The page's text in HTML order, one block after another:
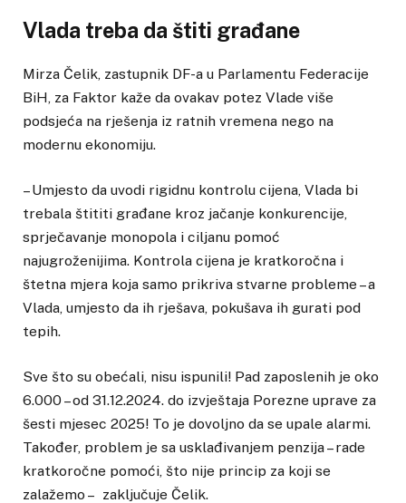
Vlada treba da štiti građane
Mirza Čelik, zastupnik DF-a u Parlamentu Federacije
BiH, za Faktor kaže da ovakav potez Vlade više
podsjeća na rješenja iz ratnih vremena nego na
modernu ekonomiju.
– Umjesto da uvodi rigidnu kontrolu cijena, Vlada bi
trebala štititi građane kroz jačanje konkurencije,
sprječavanje monopola i ciljanu pomoć
najugroženijima. Kontrola cijena je kratkoročna i
štetna mjera koja samo prikriva stvarne probleme – a
Vlada, umjesto da ih rješava, pokušava ih gurati pod
tepih.
Sve što su obećali, nisu ispunili! Pad zaposlenih je oko
6.000 – od 31.12.2024. do izvještaja Porezne uprave za
šesti mjesec 2025! To je dovoljno da se upale alarmi.
Također, problem je sa usklađivanjem penzija – rade
kratkoročne pomoći, što nije princip za koji se
zalažemo – zaključuje Čelik.